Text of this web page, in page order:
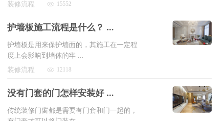
装修流程
15552
护墙板施工流程是什么？ ...
护墙板是用来保护墙面的，其施工在一定程
度上会影响到墙体的牢 ...
装修流程
12118
没有门套的门怎样安装好 ...
传统装修门窗都是需要有门套和门一起的，